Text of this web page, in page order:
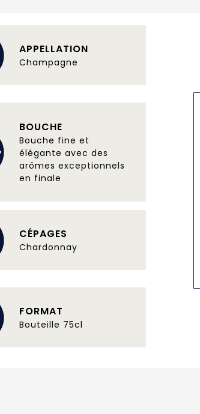
APPELLATION
Champagne
BOUCHE
Bouche fine et
élégante avec des
arômes exceptionnels
en finale
CÉPAGES
Chardonnay
FORMAT
Bouteille 75cl